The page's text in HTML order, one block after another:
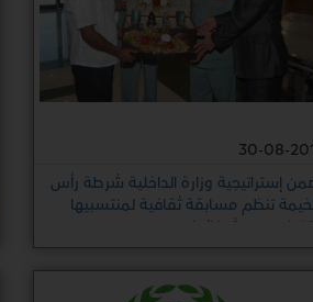
30-08-
إستراتيجية وزارة الداخلية شرطة رأس
تنظم مسابقة ثقافية لمنتسبيها
بالتعاون مع شركائها